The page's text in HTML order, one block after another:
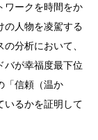
ワークを時間をか
の人物を凌駕する
分析において、
バが幸福度最下位
「信頼（温か
いるかを証明して